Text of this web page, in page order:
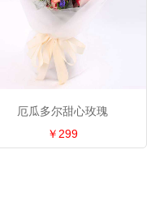
厄瓜多尔甜心玫瑰
￥299